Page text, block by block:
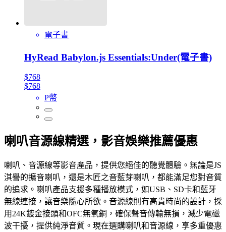
電子書
HyRead Babylon.js Essentials:Under(電子書)
$768
$768
P幣
喇叭音源線精選，影音娛樂推薦優惠
喇叭、音源線等影音產品，提供您絕佳的聽覺體驗。無論是JS
淇譽的擴音喇叭，還是木匠之音藍芽喇叭，都能滿足您對音質
的追求。喇叭產品支援多種播放模式，如USB、SD卡和藍牙
無線連接，讓音樂隨心所欲。音源線則有高貴時尚的設計，採
用24K鍍金接頭和OFC無氧銅，確保聲音傳輸無損，減少電磁
波干擾，提供純淨音質。現在選購喇叭和音源線，享多重優惠